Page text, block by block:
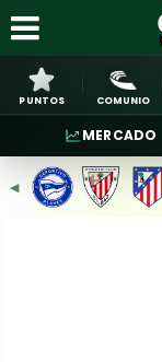
PUNTOS COMUNIO
MERCADO
◀︎